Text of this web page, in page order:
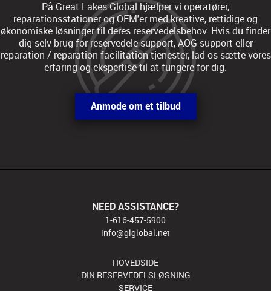
På Great Lakes Global hjælper vi operatører,
reparationsstationer og OEM'er med kreative, rettidige og
økonomiske løsninger til deres reservedelsbehov. Hvis du finder
dig selv brug for reservedele support, AOG support eller
reparation / reparation facilitation tjenester, lad os sætte vores
erfaring og ekspertise til at fungere for dig.
Anmode om et tilbud
NEED ASSISTANCE?
1-616-457-5900
info@glglobal.net
HOVEDSIDE
DIN RESERVEDELSLØSNING
SERVICE